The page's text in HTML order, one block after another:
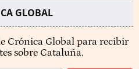
GLOBAL
Crónica Global para recibir
sobre Cataluña.